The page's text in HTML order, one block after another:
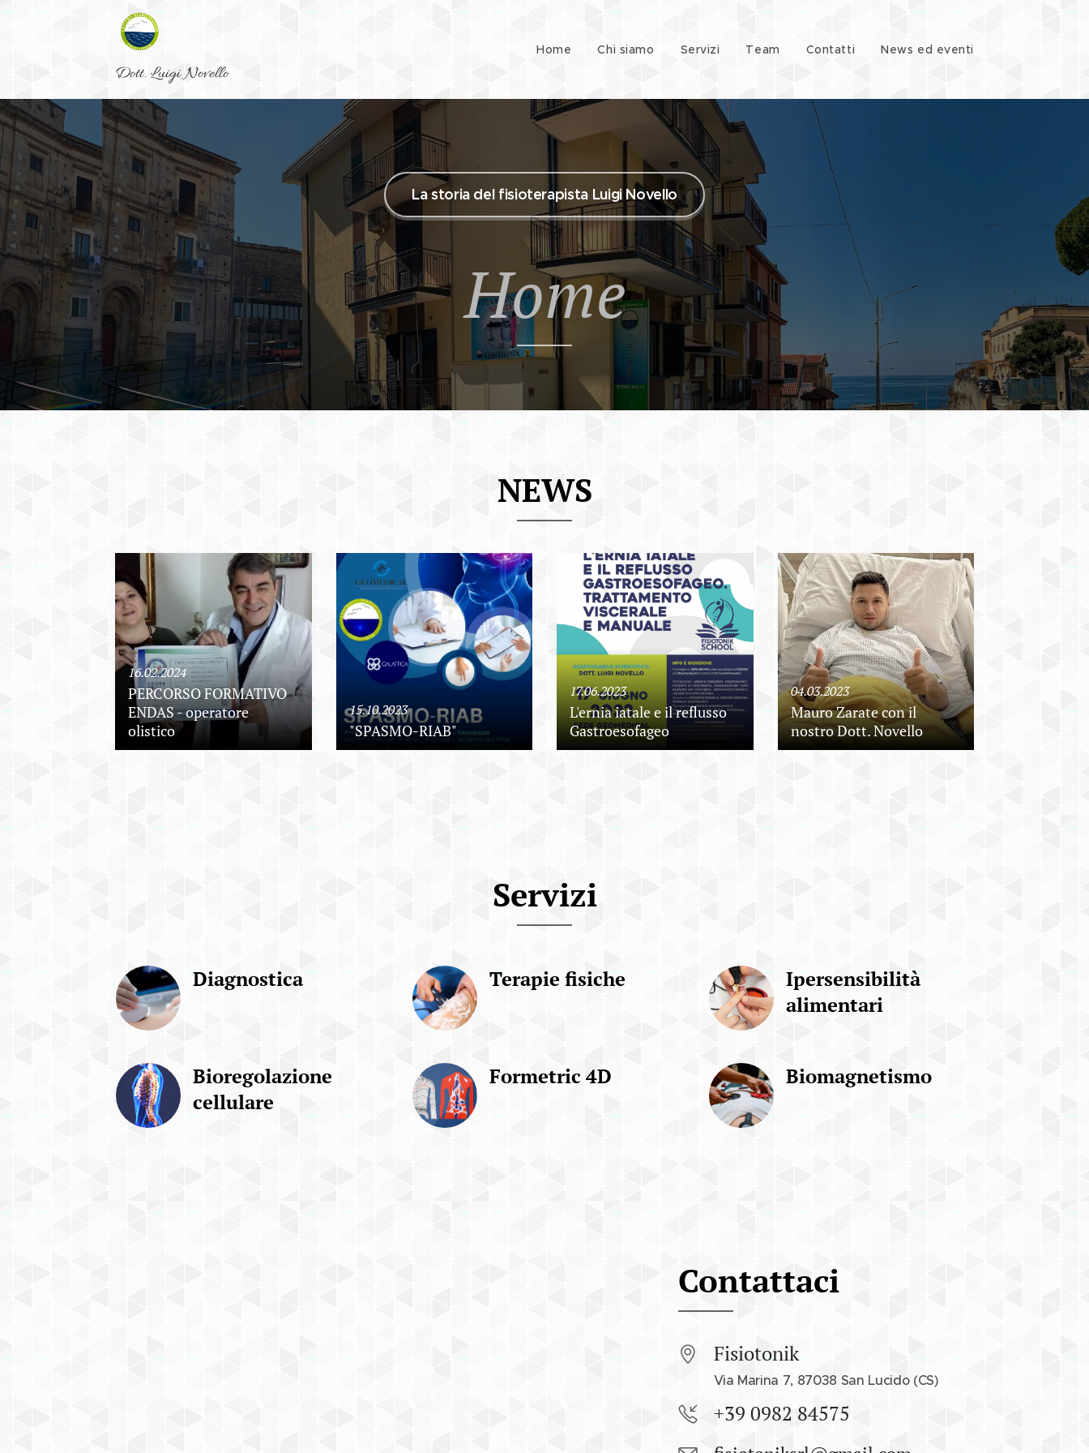
Dott. Luigi Novello
Home Chi siamo Servizi Team Contatti News ed eventi
La storia del fisioterapista Luigi Novello
Home
NEWS
16.02.2024
PERCORSO FORMATIVO
ENDAS - operatore
olistico
15.10.2023
"SPASMO-RIAB"
17.06.2023
L'ernia iatale e il reflusso
Gastroesofageo
04.03.2023
Mauro Zarate con il
nostro Dott. Novello
Servizi
Diagnostica Terapie fisiche
Ipersensibilità
alimentari
Bioregolazione
cellulare
Formetric 4D Biomagnetismo
Contattaci
Fisiotonik
Via Marina 7, 87038 San Lucido (CS)
+39 0982 84575